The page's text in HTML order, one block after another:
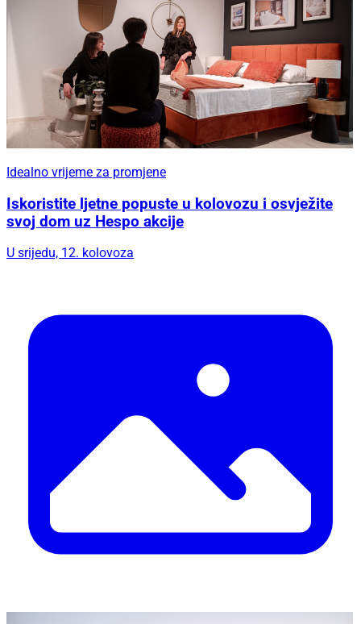
Idealno vrijeme za promjene
Iskoristite ljetne popuste u kolovozu i osvježite
svoj dom uz Hespo akcije
U srijedu, 12. kolovoza